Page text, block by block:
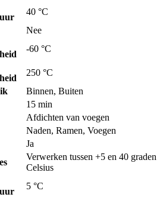
40 °C
Nee
-60 °C
250 °C
Binnen, Buiten
15 min
Afdichten van voegen
Naden, Ramen, Voegen
Ja
Verwerken tussen +5 en 40 graden
Celsius
5 °C